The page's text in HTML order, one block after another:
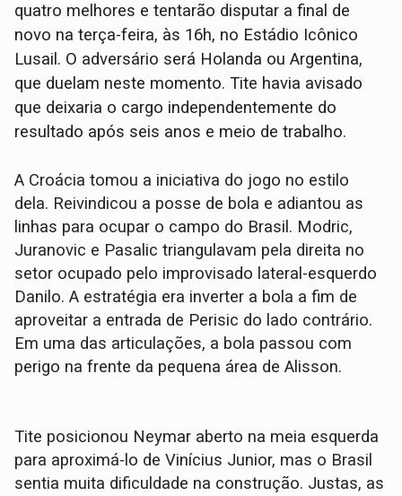
quatro melhores e tentarão disputar a final de
novo na terça-feira, às 16h, no Estádio Icônico
Lusail. O adversário será Holanda ou Argentina,
que duelam neste momento. Tite havia avisado
que deixaria o cargo independentemente do
resultado após seis anos e meio de trabalho.
A Croácia tomou a iniciativa do jogo no estilo
dela. Reivindicou a posse de bola e adiantou as
linhas para ocupar o campo do Brasil. Modric,
Juranovic e Pasalic triangulavam pela direita no
setor ocupado pelo improvisado lateral-esquerdo
Danilo. A estratégia era inverter a bola a fim de
aproveitar a entrada de Perisic do lado contrário.
Em uma das articulações, a bola passou com
perigo na frente da pequena área de Alisson.
Tite posicionou Neymar aberto na meia esquerda
para aproximá-lo de Vinícius Junior, mas o Brasil
sentia muita dificuldade na construção. Justas, as